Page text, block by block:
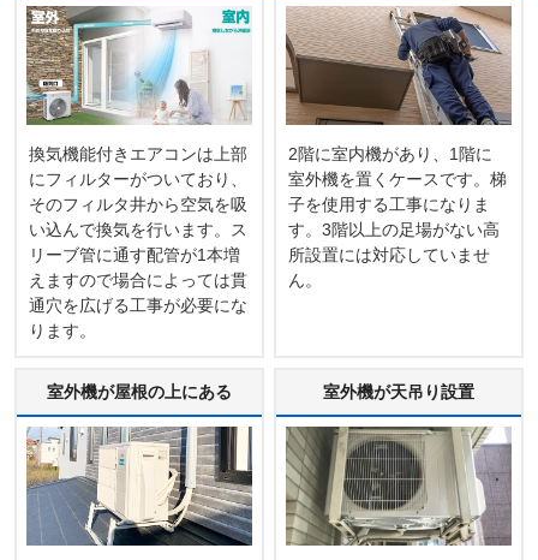
換気機能付きエアコンは上部
にフィルターがついており、
そのフィルタ井から空気を吸
い込んで換気を行います。ス
リーブ管に通す配管が1本増
えますので場合によっては貫
通穴を広げる工事が必要にな
ります。
2階に室内機があり、1階に
室外機を置くケースです。梯
子を使用する工事になりま
す。3階以上の足場がない高
所設置には対応していませ
ん。
室外機が屋根の上にある 室外機が天吊り設置